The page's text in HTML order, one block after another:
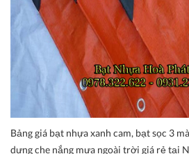
Bảng giá bạt nhựa xanh cam, bạt sọc 3
dựng che nắng mưa ngoài trời giá rẻ tại